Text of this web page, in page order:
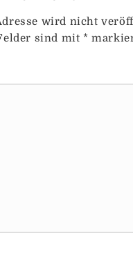
wird nicht
sind mit*